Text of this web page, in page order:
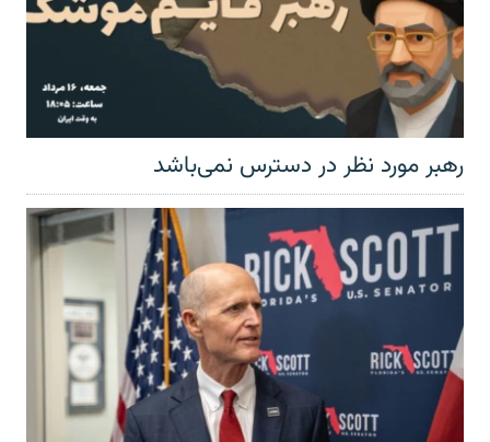
رهبر مورد نظر در دسترس نمی‌باشد